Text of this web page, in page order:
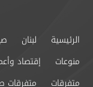
الرئيسية لبنان
منوعات
إقتصاد
متفرقات
متفرقات